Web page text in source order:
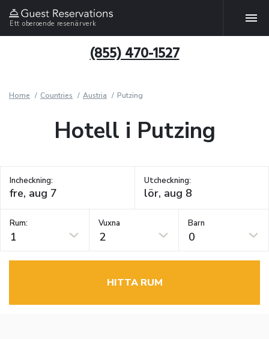
Ett oberoende resenärverk
(855) 470-1527
Home Countries Austria Putzing
Hotell i Putzing
Incheckning: Utcheckning:
Rum:
1
Vuxna
2
Barn
0
HITTA RUM